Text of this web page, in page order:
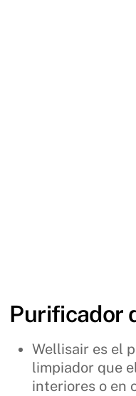
Purificador
Wellisair es el
limpiador que
interiores o en